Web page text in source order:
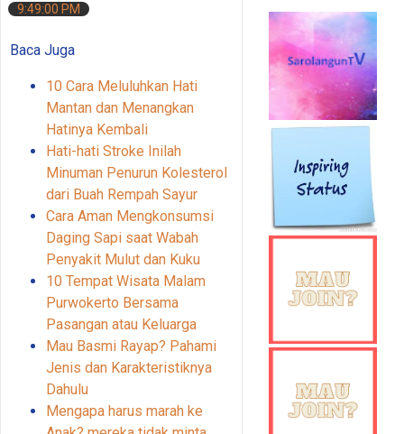
9:49:00 PM
Baca Juga
10 Cara Meluluhkan Hati
Mantan dan Menangkan
Hatinya Kembali
Hati-hati Stroke Inilah
Minuman Penurun Kolesterol
dari Buah Rempah Sayur
Cara Aman Mengkonsumsi
Daging Sapi saat Wabah
Penyakit Mulut dan Kuku
10 Tempat Wisata Malam
Purwokerto Bersama
Pasangan atau Keluarga
Mau Basmi Rayap? Pahami
Jenis dan Karakteristiknya
Dahulu
Mengapa harus marah ke